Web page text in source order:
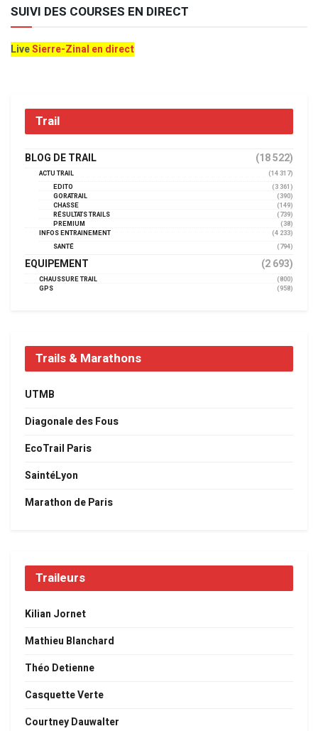
SUIVI DES COURSES EN DIRECT
LiveSierre-Zinal en direct
Trail
BLOG DE TRAIL (18 522)
ACTU TRAIL
(14 317)
EDITO
(3 361)
GORATRAIL
(390)
CHASSE
(149)
RÉSULTATS TRAILS
(739)
PREMIUM
(38)
INFOS ENTRAINEMENT
(4 233)
SANTÉ
(794)
EQUIPEMENT (2 693)
CHAUSSURE TRAIL
(800)
GPS
(958)
Trails & Marathons
UTMB
Diagonale des Fous
EcoTrail Paris
SaintéLyon
Marathon de Paris
Traileurs
Kilian Jornet
Mathieu Blanchard
Théo Detienne
Casquette Verte
Courtney Dauwalter